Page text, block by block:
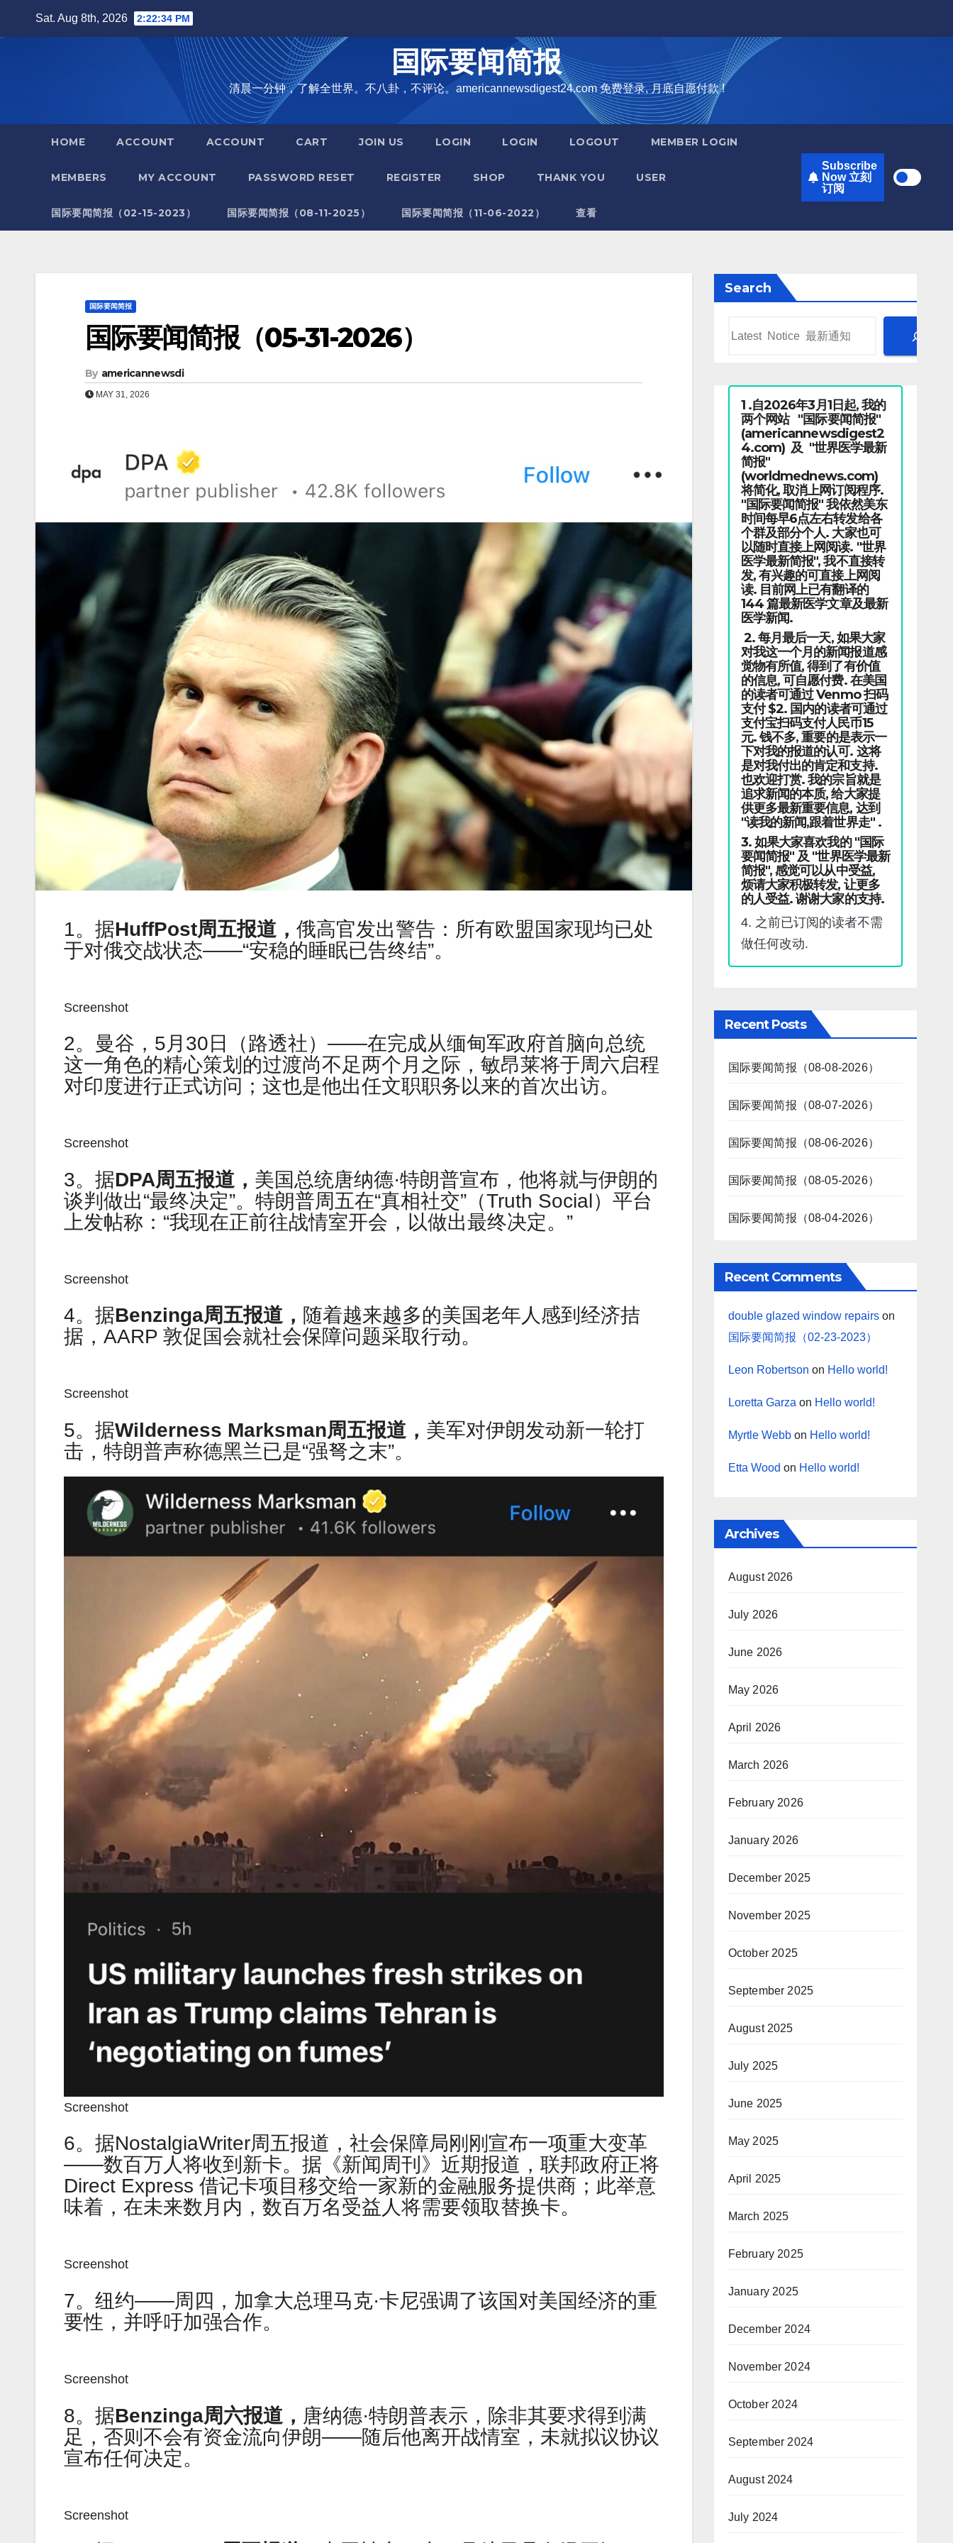
Sat. Aug 8th, 2026 2:22:36 PM
国际要闻简报
清晨一分钟，了解全世界。不八卦，不评论。americannewsdigest24.com 免费登录, 月底自愿付款 !
HOME ACCOUNT ACCOUNT CART JOIN US LOGIN LOGIN LOGOUT MEMBER LOGIN
MEMBERS MY ACCOUNT PASSWORD RESET REGISTER SHOP THANK YOU USER
国际要闻简报（02-15-2023） 国际要闻简报（08-11-2025） 国际要闻简报（11-06-2022） 查看
Subscribe
Now 立刻
订阅
国际要闻简报
国际要闻简报（05-31-2026）
By americannewsdi
MAY 31, 2026
1。据HuffPost周五报道， 俄高官发出警告：所有欧盟国家现均已处
于对俄交战状态——“安稳的睡眠已告终结”。
Screenshot
2。曼谷，5月30日（路透社）——在完成从缅甸军政府首脑向总统
这一角色的精心策划的过渡尚不足两个月之际，敏昂莱将于周六启程
对印度进行正式访问；这也是他出任文职职务以来的首次出访。
Screenshot
3。据DPA周五报道， 美国总统唐纳德·特朗普宣布，他将就与伊朗的
谈判做出“最终决定”。特朗普周五在“真相社交”（Truth Social）平台
上发帖称：“我现在正前往战情室开会，以做出最终决定。”
Screenshot
4。据Benzinga周五报道， 随着越来越多的美国老年人感到经济拮
据，AARP 敦促国会就社会保障问题采取行动。
Screenshot
5。据Wilderness Marksman周五报道， 美军对伊朗发动新一轮打
击，特朗普声称德黑兰已是“强弩之末”。
Screenshot
6。据NostalgiaWriter周五报道，社会保障局刚刚宣布一项重大变革
——数百万人将收到新卡。据《新闻周刊》近期报道，联邦政府正将
Direct Express 借记卡项目移交给一家新的金融服务提供商；此举意
味着，在未来数月内，数百万名受益人将需要领取替换卡。
Screenshot
7。纽约——周四，加拿大总理马克·卡尼强调了该国对美国经济的重
要性，并呼吁加强合作。
Screenshot
8。据Benzinga周六报道， 唐纳德·特朗普表示，除非其要求得到满
足，否则不会有资金流向伊朗——随后他离开战情室，未就拟议协议
宣布任何决定。
Screenshot
Search
1 .自2026年3月1日起, 我的
两个网站 "国际要闻简报"
(americannewsdigest2
4.com) 及 "世界医学最新
简报"
(worldmednews.com)
将简化, 取消上网订阅程序.
"国际要闻简报" 我依然美东
时间每早6点左右转发给各
个群及部分个人. 大家也可
以随时直接上网阅读. "世界
医学最新简报", 我不直接转
发, 有兴趣的可直接上网阅
读. 目前网上已有翻译的
144 篇最新医学文章及最新
医学新闻.
2. 每月最后一天, 如果大家
对我这一个月的新闻报道感
觉物有所值, 得到了有价值
的信息, 可自愿付费. 在美国
的读者可通过 Venmo 扫码
支付 $2. 国内的读者可通过
支付宝扫码支付人民币15
元. 钱不多, 重要的是表示一
下对我的报道的认可. 这将
是对我付出的肯定和支持.
也欢迎打赏. 我的宗旨就是
追求新闻的本质, 给大家提
供更多最新重要信息, 达到
"读我的新闻,跟着世界走" .
3. 如果大家喜欢我的 "国际
要闻简报" 及 "世界医学最新
简报", 感觉可以从中受益,
烦请大家积极转发, 让更多
的人受益. 谢谢大家的支持.
4. 之前已订阅的读者不需
做任何改动.
Recent Posts
国际要闻简报（08-08-2026）
国际要闻简报（08-07-2026）
国际要闻简报（08-06-2026）
国际要闻简报（08-05-2026）
国际要闻简报（08-04-2026）
Recent Comments
double glazed window repairson
国际要闻简报（02-23-2023）
Leon Robertson on Hello world!
Loretta Garza on Hello world!
Myrtle Webbon Hello world!
Etta Wood on Hello world!
Archives
August 2026
July 2026
June 2026
May 2026
April 2026
March 2026
February 2026
January 2026
December 2025
November 2025
October 2025
September 2025
August 2025
July 2025
June 2025
May 2025
April 2025
March 2025
February 2025
January 2025
December 2024
November 2024
October 2024
September 2024
August 2024
July 2024